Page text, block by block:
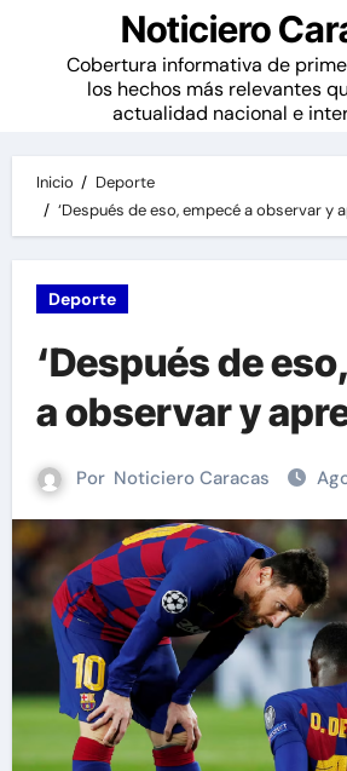
Noticiero
Cobertura informativa de
los hechos más relevantes
actualidad nacional e
Inicio
Deporte
‘Después de eso, empecé a observar y
Deporte
‘Después de
a observar y
Por Noticiero Caracas